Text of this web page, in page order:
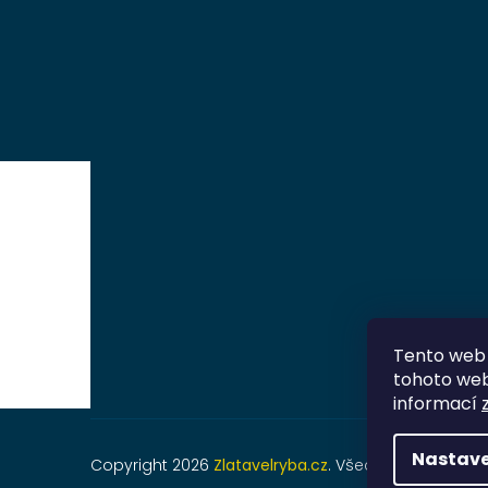
Tento
tohoto
informací
Copyright 2026 Zlatavelryba.cz. Všechna práva